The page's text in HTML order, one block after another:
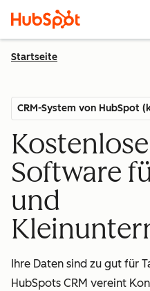
Startseite
CRM-System von HubSpot
Software
und
Ihre Daten sind zu gut für
HubSpots CRM vereint